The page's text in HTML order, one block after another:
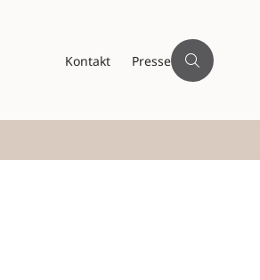
Kontakt Presse